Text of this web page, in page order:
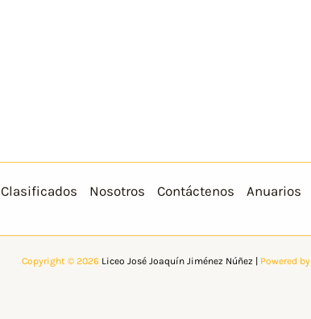
Clasificados Nosotros Contáctenos Anuarios
Copyright © 2026 Liceo José Joaquín Jiménez Núñez Powered by